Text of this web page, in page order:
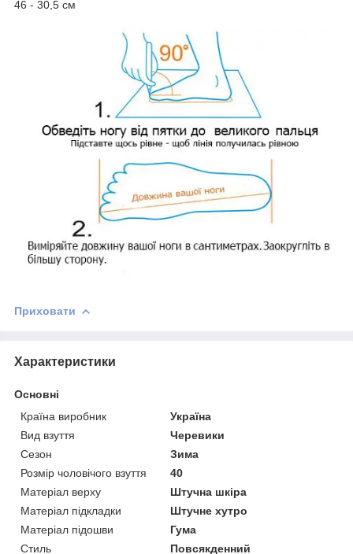
46 - 30,5 см
Приховати
Характеристики
Основні
Країна виробник
Україна
Вид взуття
Черевики
Сезон
Зима
Розмір чоловічого взуття
40
Матеріал верху
Штучна шкіра
Матеріал підкладки
Штучне хутро
Матеріал підошви
Гума
Стиль
Повсякденний